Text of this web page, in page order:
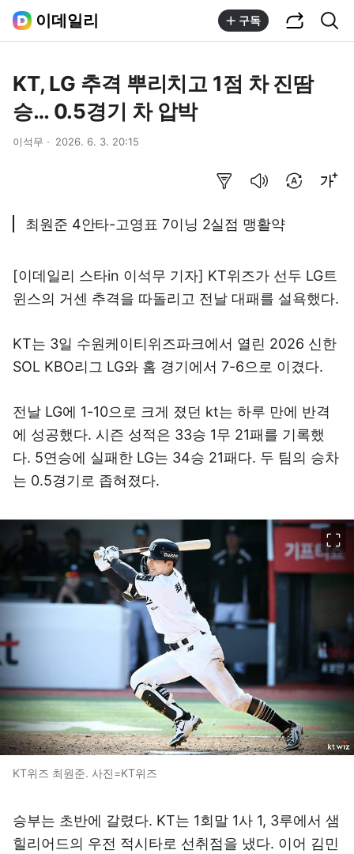
이데일리 구독
KT, LG 추격 뿌리치고 1점 차 진땀
승… 0.5경기 차 압박
이석무 2026. 6. 3. 20:15
최원준 4안타-고영표 7이닝 2실점 맹활약
[이데일리 스타in 이석무 기자] KT위즈가 선두 LG트
윈스의 거센 추격을 따돌리고 전날 대패를 설욕했다.
KT는 3일 수원케이티위즈파크에서 열린 2026 신한
SOL KBO리그 LG와 홈 경기에서 7-6으로 이겼다.
전날 LG에 1-10으로 크게 졌던 kt는 하루 만에 반격
에 성공했다. 시즌 성적은 33승 1무 21패를 기록했
다. 5연승에 실패한 LG는 34승 21패다. 두 팀의 승차
는 0.5경기로 좁혀졌다.
KT위즈 최원준. 사진=KT위즈
승부는 초반에 갈렸다. KT는 1회말 1사 1, 3루에서 샘
힐리어드의 우전 적시타로 선취점을 냈다. 이어 김민